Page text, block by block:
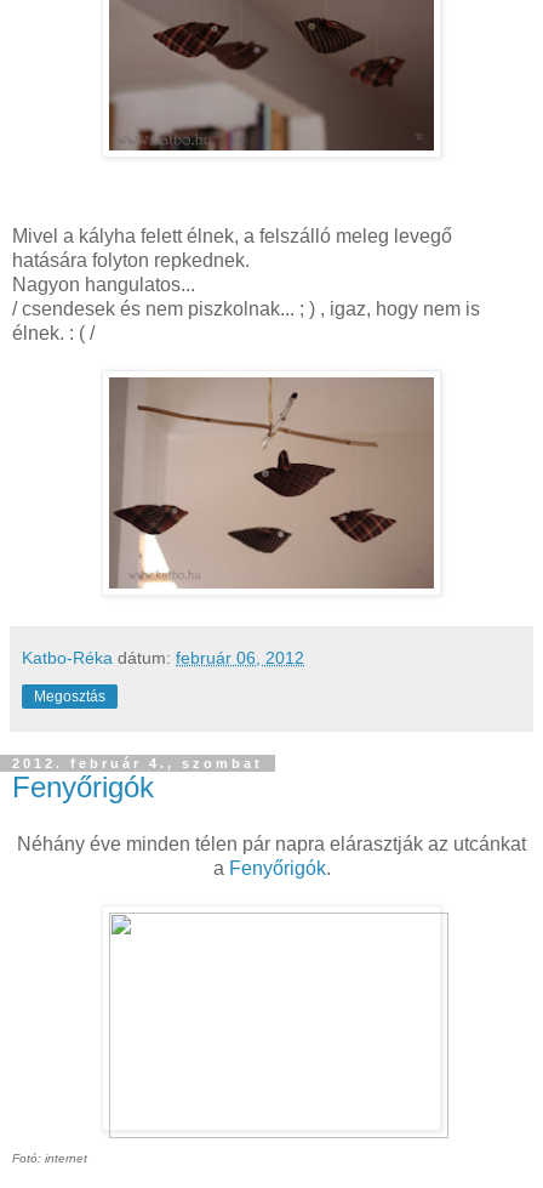
Mivel a kályha felett élnek, a felszálló meleg levegő
hatására folyton repkednek.
Nagyon hangulatos...
/ csendesek és nem piszkolnak... ; ) , igaz, hogy nem is
élnek. : ( /
Katbo-Réka dátum: február 06, 2012
Megosztás
2012. február 4., szombat
Fenyőrigók
Néhány éve minden télen pár napra elárasztják az utcánkat
a Fenyőrigók.
Fotó: internet